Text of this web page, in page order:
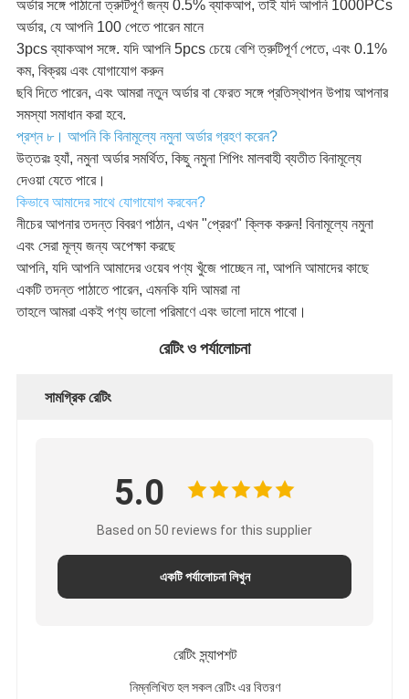
অর্ডার সঙ্গে পাঠানো ত্রুটিপূর্ণ জন্য 0.5% ব্যাকআপ, তাই যদি আপনি 1000PCs
অর্ডার, যে আপনি 100 পেতে পারেন মানে
3pcs ব্যাকআপ সঙ্গে. যদি আপনি 5pcs চেয়ে বেশি ত্রুটিপূর্ণ পেতে, এবং 0.1%
কম, বিক্রয় এবং যোগাযোগ করুন
ছবি দিতে পারেন, এবং আমরা নতুন অর্ডার বা ফেরত সঙ্গে প্রতিস্থাপন উপায় আপনার
সমস্যা সমাধান করা হবে.
প্রশ্ন ৮। আপনি কি বিনামূল্যে নমুনা অর্ডার গ্রহণ করেন?
উত্তরঃ হ্যাঁ, নমুনা অর্ডার সমর্থিত, কিছু নমুনা শিপিং মালবাহী ব্যতীত বিনামূল্যে
দেওয়া যেতে পারে।
কিভাবে আমাদের সাথে যোগাযোগ করবেন?
নীচের আপনার তদন্ত বিবরণ পাঠান, এখন "প্রেরণ" ক্লিক করুন! বিনামূল্যে নমুনা
এবং সেরা মূল্য জন্য অপেক্ষা করছে
আপনি, যদি আপনি আমাদের ওয়েব পণ্য খুঁজে পাচ্ছেন না, আপনি আমাদের কাছে
একটি তদন্ত পাঠাতে পারেন, এমনকি যদি আমরা না
তাহলে আমরা একই পণ্য ভালো পরিমাণে এবং ভালো দামে পাবো।
রেটিং ও পর্যালোচনা
সামগ্রিক রেটিং
5.0
Based on 50 reviews for this supplier
একটি পর্যালোচনা লিখুন
রেটিং স্ন্যাপশট
নিম্নলিখিত হল সকল রেটিং এর বিতরণ